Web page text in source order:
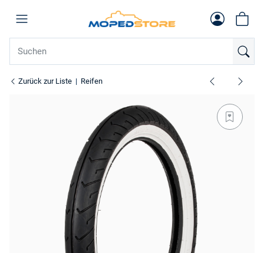
Zurück zur Liste Reifen